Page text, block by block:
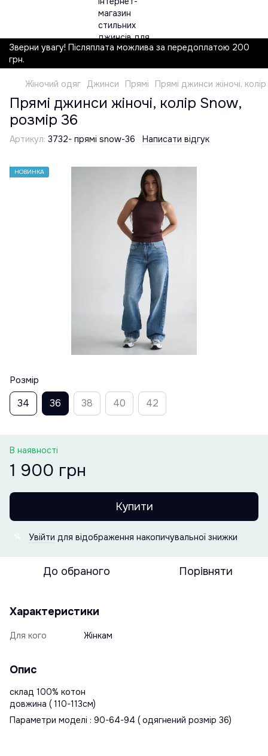
Зверни увагу! Післяплата можлива за передоплатою 200
грн.
Жіночий одяг Джинси Прямі Прямі джинси жіночі,
Прямі джинси жіночі, колір Snow,
розмір 36
Артикул: 3732- прямі snow-36 Написати відгук
НОВИНКА
Розмір
34 36 38 40 42
В наявності
1 900 грн
Купити
Увійти для відображення накопичувальної знижки
До обраного Порівняти
Характеристики
Для кого Жінкам
Опис
склад 100% котон
довжина ( 110-113см)
Параметри моделі : 90-64-94 ( одягнений розмір 36)